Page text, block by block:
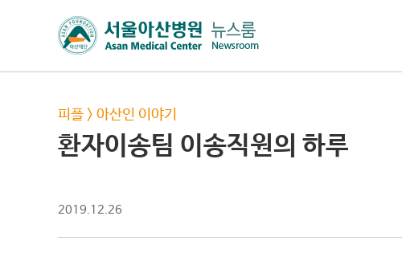
피플 > 아산인 이야기
환자이송팀 이송직원의 하루
2019.12.26